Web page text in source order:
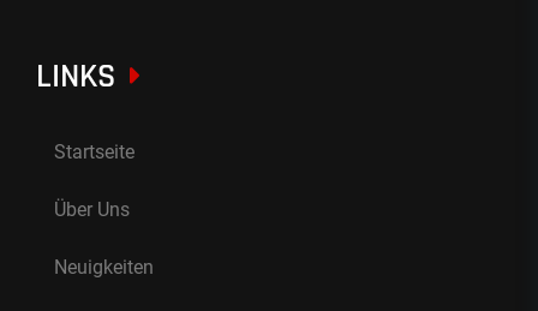
LINKS
Startseite
Über Uns
Neuigkeiten